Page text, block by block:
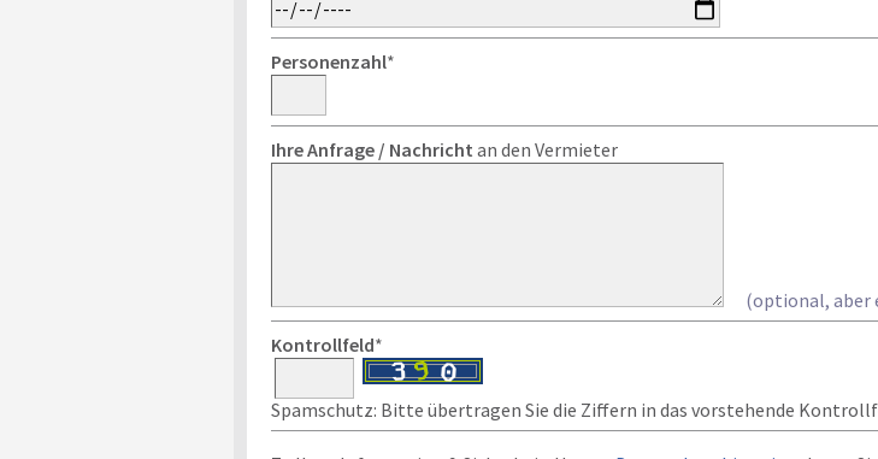
Personenzahl*
Ihre Anfrage / Nachricht an den Vermieter
(optional, aber
Kontrollfeld*
Spamschutz: Bitte übertragen Sie die Ziffern in das vorstehende